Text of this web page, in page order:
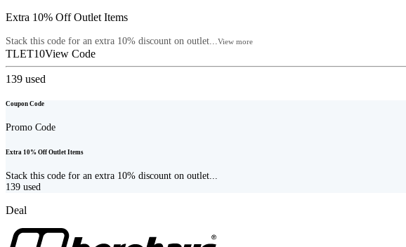
Extra 10% Off Outlet Items
Stack this code for an extra 10% discount on outlet... View more
TLET10View Code
139 used
Coupon Code
Promo Code
Extra 10% Off Outlet Items
Stack this code for an extra 10% discount on outlet...
139 used
Deal